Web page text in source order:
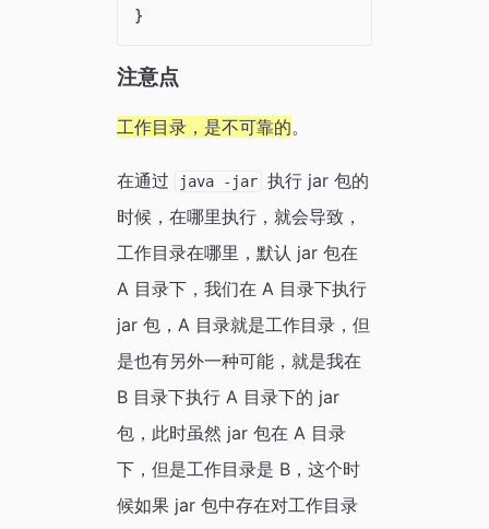
注意点
工作目录，是不可靠的。
在通过 java -jar 执行 jar 包的
时候，在哪里执行，就会导致，
工作目录在哪里，默认 jar 包在
A 目录下，我们在 A 目录下执行
jar 包，A 目录就是工作目录，但
是也有另外一种可能，就是我在
B 目录下执行 A 目录下的 jar
包，此时虽然 jar 包在 A 目录
下，但是工作目录是 B，这个时
候如果 jar 包中存在对工作目录